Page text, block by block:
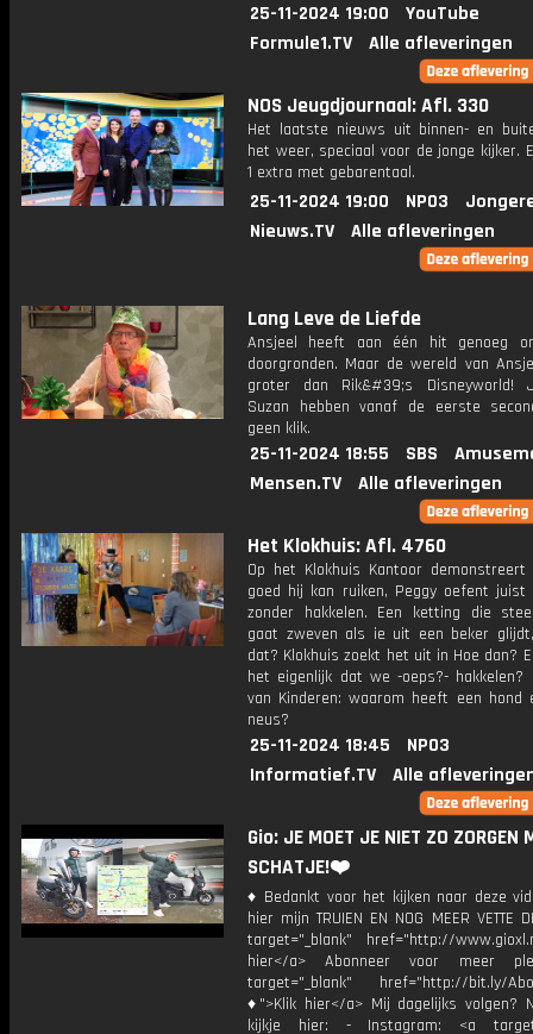
25-11-2024 19:00
YouTube
Formule1.TV
Alle afleveringen
NOS Jeugdjournaal: Afl. 330
Het laatste nieuws uit binnen- en
het weer, speciaal voor de jonge kijker.
1 extra met gebarentaal.
25-11-2024 19:00 NPO3
Nieuws.TV
Alle afleveringen
Lang Leve de Liefde
Ansjeel heeft aan één hit genoeg
doorgronden. Maar de wereld van
groter dan Rik&#39;s Disneyworld!
Suzan hebben vanaf de eerste
geen klik.
25-11-2024 18:55 SBS
Mensen.TV
Alle afleveringen
Het Klokhuis: Afl. 4760
Op het Klokhuis Kantoor demonstreert
goed hij kan ruiken, Peggy oefent
zonder hakkelen. Een ketting die
gaat zweven als ie uit een beker
dat? Klokhuis zoekt het uit in Hoe dan?
het eigenlijk dat we -oeps?- hakkelen?
van Kinderen: waarom heeft een hond
neus?
25-11-2024 18:45
NPO3
Informatief.TV
Alle
Gio: JE MOET JE NIET ZO ZORGEN
SCHATJE!❤️
♦ Bedankt voor het kijken naar deze
hier mijn TRUIEN EN NOG MEER VETTE
target="_blank" href="http://
hier</a> Abonneer voor meer
target="_blank" href="http://bit.ly/
♦">Klik hier</a> Mij dagelijks volgen?
kijkje hier: - Instagram: <a